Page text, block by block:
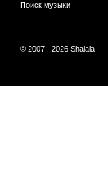
Поиск музыки
© 2007 - 2026 Shalala